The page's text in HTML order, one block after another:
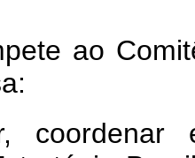
ao
coordenar